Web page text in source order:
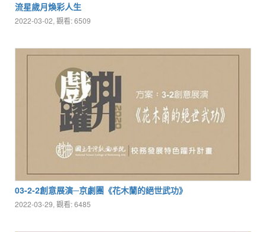
流星歲月煥彩人生
2022-03-02, 觀看: 6509
03-2-2創意展演─京劇團《花木蘭的絕世武功》
2022-03-29, 觀看: 6485